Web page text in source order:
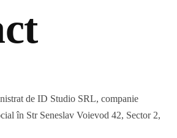
de ID Studio SRL, companie
în Str Seneslav Voievod 42, Sector 2,